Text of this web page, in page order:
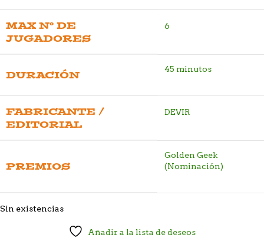
MAX Nº DE
JUGADORES
6
DURACIÓN 45 minutos
FABRICANTE /
EDITORIAL
DEVIR
PREMIOS
Golden Geek
(Nominación)
Sin existencias
Añadir a la lista de deseos